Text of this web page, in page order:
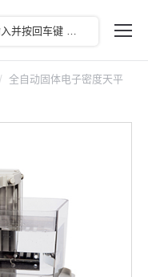
全自动固体电子密度天平